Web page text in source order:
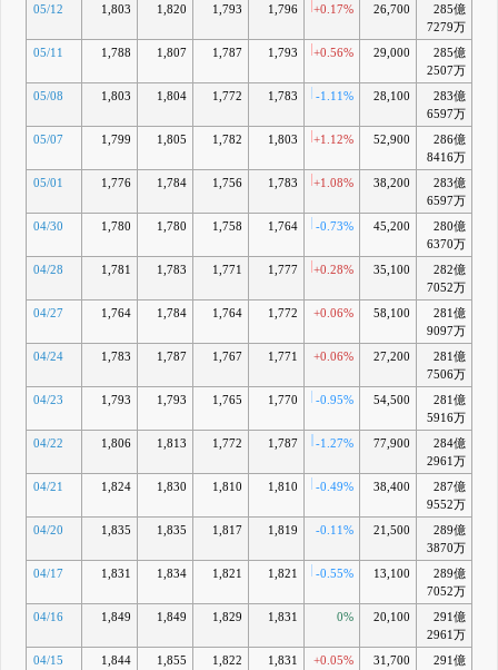
05/12 1,803 1,820 1,793 1,796 +0.17% 26,700
285億
7279万
05/11 1,788 1,807 1,787 1,793 +0.56% 29,000
285億
2507万
05/08 1,803 1,804 1,772 1,783 -1.11% 28,100
283億
6597万
05/07 1,799 1,805 1,782 1,803 +1.12% 52,900
286億
8416万
05/01 1,776 1,784 1,756 1,783 +1.08% 38,200
283億
6597万
04/30 1,780 1,780 1,758 1,764 -0.73% 45,200
280億
6370万
04/28 1,781 1,783 1,771 1,777 +0.28% 35,100
282億
7052万
04/27 1,764 1,784 1,764 1,772 +0.06% 58,100
281億
9097万
04/24 1,783 1,787 1,767 1,771 +0.06% 27,200
281億
7506万
04/23 1,793 1,793 1,765 1,770 -0.95% 54,500
281億
5916万
04/22 1,806 1,813 1,772 1,787 -1.27% 77,900
284億
2961万
04/21 1,824 1,830 1,810 1,810 -0.49% 38,400
287億
9552万
04/20 1,835 1,835 1,817 1,819 -0.11% 21,500
289億
3870万
04/17 1,831 1,834 1,821 1,821 -0.55% 13,100
289億
7052万
04/16 1,849 1,849 1,829 1,831 0% 20,100
291億
2961万
04/15 1,844 1,855 1,822 1,831 +0.05% 31,700
291億